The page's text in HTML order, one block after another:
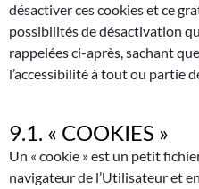
désactiver ces cookies et ce
possibilités de désactivation
rappelées ci-après, sachant
l’accessibilité à tout ou partie
9.1. « COOKIES »
Un « cookie » est un petit
navigateur de l’Utilisateur et